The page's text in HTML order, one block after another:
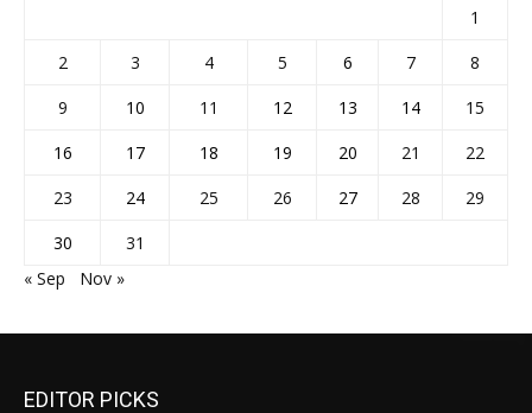
1
2
3 4 5 6 7
8
9
10 11 12 13 14
15
16
17 18 19 20 21
22
23
24 25 26 27 28
29
30
31
« Sep
Nov »
EDITOR PICKS